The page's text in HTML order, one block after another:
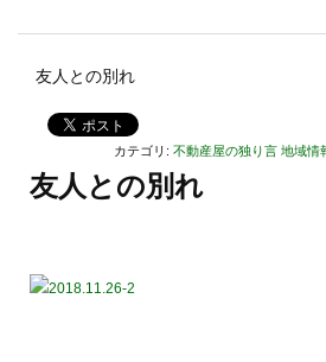
友人との別れ
カテゴリ: 不動産屋の独り言 地域情
友人との別れ